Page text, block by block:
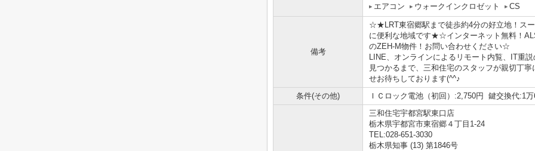
エアコン
ウォークインクロゼット CS
備考
☆★LRT東宿郷駅まで徒歩約4分の好立地！ス
に便利な地域です★☆インターネット無料！
のZEH-M物件！お問い合わせください☆
LINE、オンラインによるリモート内覧、IT重
見つかるまで、三和住宅のスタッフが親切丁
せお待ちしております(^^♪
条件(その他)
ＩＣロック電池（初回）:2,750円 鍵交換代:1
三和住宅宇都宮駅東口店
栃木県宇都宮市東宿郷４丁目1-24
TEL:028-651-3030
栃木県知事 (13) 第1846号